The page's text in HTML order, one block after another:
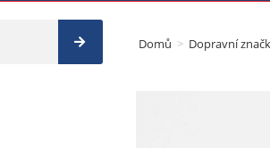
Domů > Dopravní